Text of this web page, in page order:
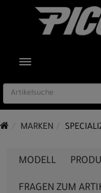
TOGGLE NAVIGATION
MARKEN
MODELL
FRAGEN ZUM